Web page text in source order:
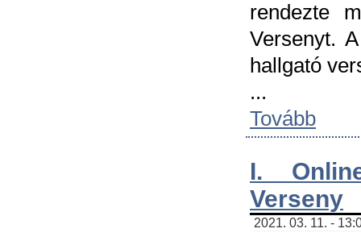
rendezte
Versenyt.
hallgató
...
Tovább
I.
Verseny
2021. 03. 11. -